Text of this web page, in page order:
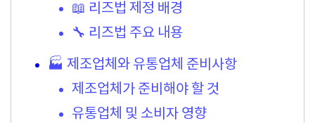
📖 리즈법 제정 배경
🔧 리즈법 주요 내용
🏭 제조업체와 유통업체 준비사항
제조업체가 준비해야 할 것
유통업체 및 소비자 영향